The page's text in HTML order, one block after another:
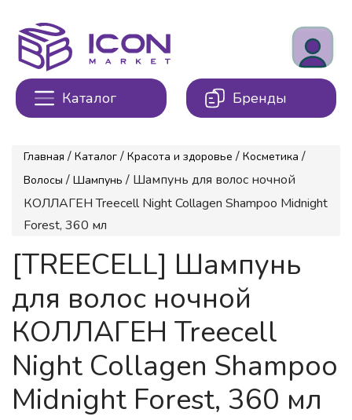
Каталог Бренды
Главная / Каталог / Красота и здоровье / Косметика /
Волосы / Шампунь / Шампунь для волос ночной
КОЛЛАГЕН Treecell Night Collagen Shampoo Midnight
Forest, 360 мл
[TREECELL] Шампунь
для волос ночной
КОЛЛАГЕН Treecell
Night Collagen Shampoo
Midnight Forest, 360 мл